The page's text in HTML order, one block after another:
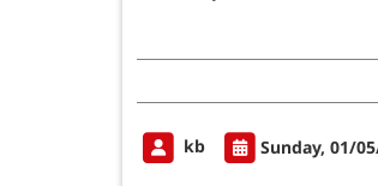
kb Sunday, 01/